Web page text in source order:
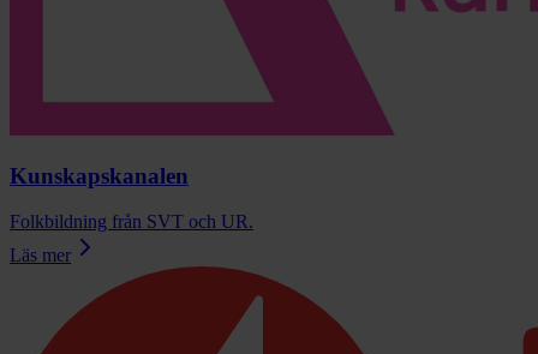
Kunskapskanalen
Folkbildning från SVT och UR.
Läs mer